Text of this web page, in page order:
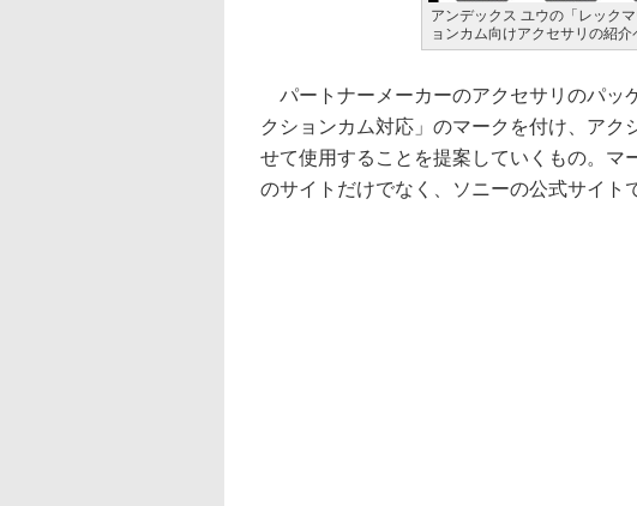
アンデックス ユウの「レック
ョンカム向けアクセサリの紹介
パートナーメーカーのアクセサリのパッ
クションカム対応」のマークを付け、ア
せて使用することを提案していくもの。マ
のサイトだけでなく、ソニーの公式サイト